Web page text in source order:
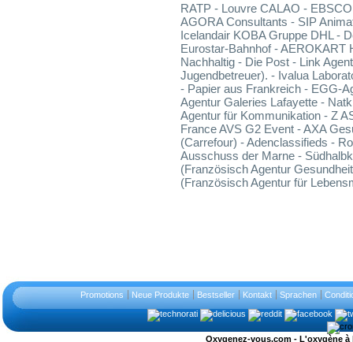
RATP - Louvre CALAO -
AGORA Consultants - SIP
Icelandair KOBA Gruppe DHL -
Eurostar-Bahnhof - AEROKART
Nachhaltig - Die Post - Link
Jugendbetreuer). - Ivalua
- Papier aus Frankreich - EGG-
Agentur Galeries Lafayette -
Agentur für Kommunikation - Z
France AVS G2 Event - AXA
(Carrefour) - Adenclassifieds -
Ausschuss der Marne -
(Französisch Agentur
(Französisch Agentur für
Promotions Neue Produkte Bestseller Kontakt Sprachen
Oxygenez-vous.com - L'oxygène